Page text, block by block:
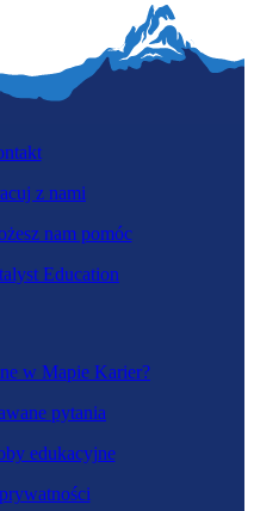
w Mapie Karier?
pytania
edukacyjne
z nami
nam pomóc
Education